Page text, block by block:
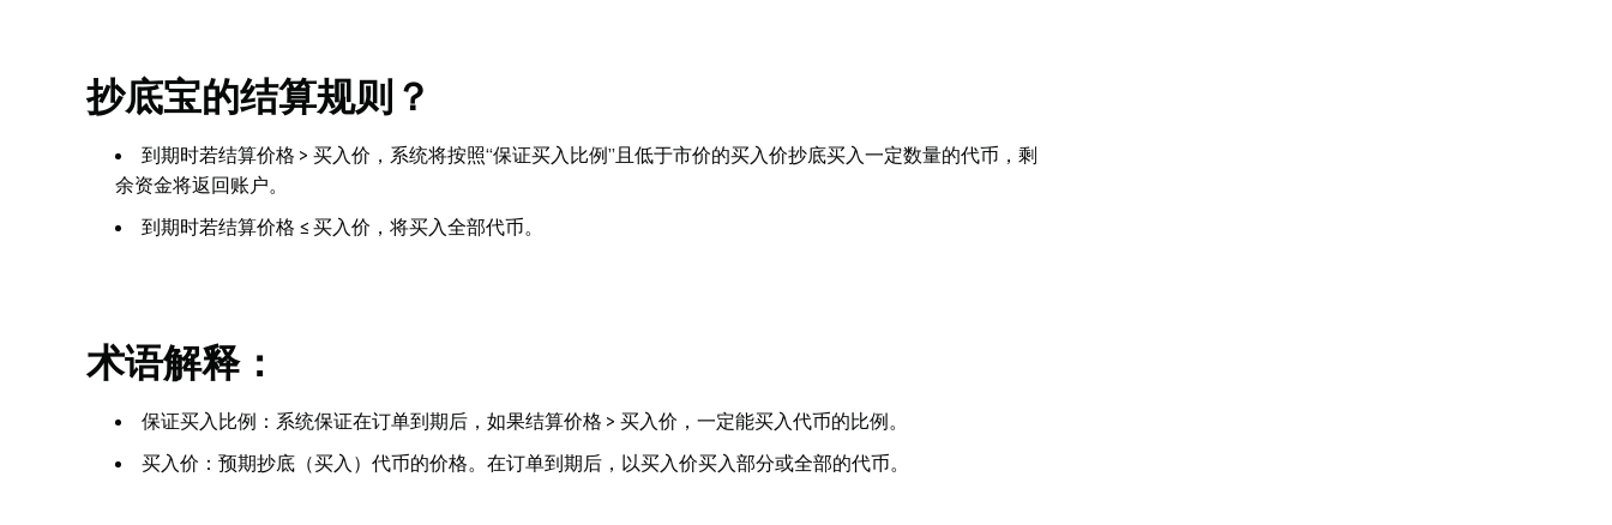
抄底宝的结算规则？
到期时若结算价格 > 买入价，系统将按照“保证买入比例”且低于市价的买入价抄底买入一定数量的代币，剩
余资金将返回账户。
到期时若结算价格 ≤ 买入价，将买入全部代币。
术语解释：
保证买入比例：系统保证在订单到期后，如果结算价格 > 买入价，一定能买入代币的比例。
买入价：预期抄底（买入）代币的价格。在订单到期后，以买入价买入部分或全部的代币。